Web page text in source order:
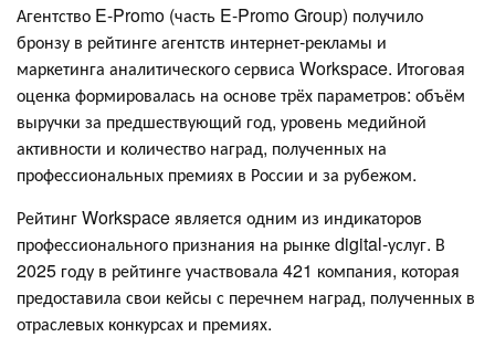
Агентство E-Promo (часть E-Promo Group) получило
бронзу в рейтинге агентств интернет-рекламы и
маркетинга аналитического сервиса Workspace. Итоговая
оценка формировалась на основе трёх параметров: объём
выручки за предшествующий год, уровень медийной
активности и количество наград, полученных на
профессиональных премиях в России и за рубежом.
Рейтинг Workspace является одним из индикаторов
профессионального признания на рынке digital-услуг. В
2025 году в рейтинге участвовала 421 компания, которая
предоставила свои кейсы с перечнем наград, полученных в
отраслевых конкурсах и премиях.